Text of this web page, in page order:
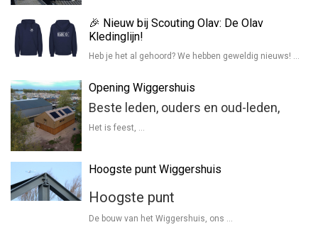
🎉 Nieuw bij Scouting Olav: De Olav
Kledinglijn!
Heb je het al gehoord? We hebben geweldig nieuws! …
Opening Wiggershuis
Beste leden, ouders en oud-leden,
Het is feest, …
Hoogste punt Wiggershuis
Hoogste punt
De bouw van het Wiggershuis, ons …